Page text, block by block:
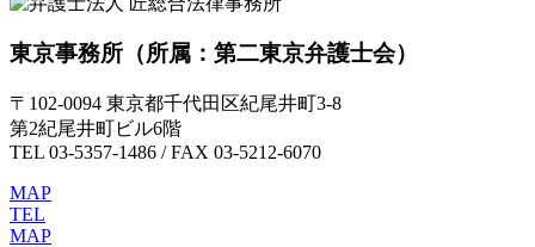
東京事務所 （所属：第二東京弁護士会）
〒102-0094 東京都千代田区紀尾井町3-8
第2紀尾井町ビル6階
TEL 03-5357-1486 / FAX 03-5212-6070
MAP
TEL
MAP